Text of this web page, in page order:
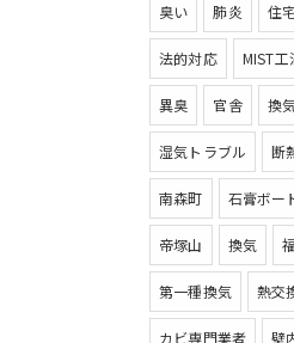
臭い 肺炎 住
法的対応 MIST工
異臭 官舎 換
湿気トラブル 断
南森町 石膏ボー
帝塚山 換気
第一種換気 熱交
カビ専門業者 壁